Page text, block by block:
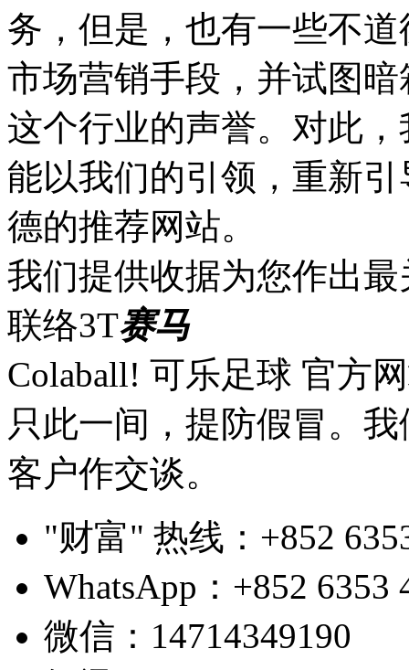
务，但是，也有一些不
市场营销手段，并试图
这个行业的声誉。对此
能以我们的引领，重新
德的推荐网站。
我们提供收据为您作出
联络3T赛马
Colaball! 可乐足球 官方
只此一间，提防假冒。
客户作交谈。
"财富" 热线：+852
WhatsApp：+852 6353
微信：14714349190